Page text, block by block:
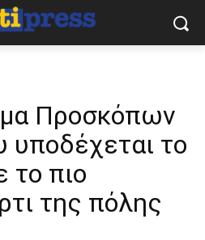
Προσκόπων
υποδέχεται το
το πιο
της πόλης